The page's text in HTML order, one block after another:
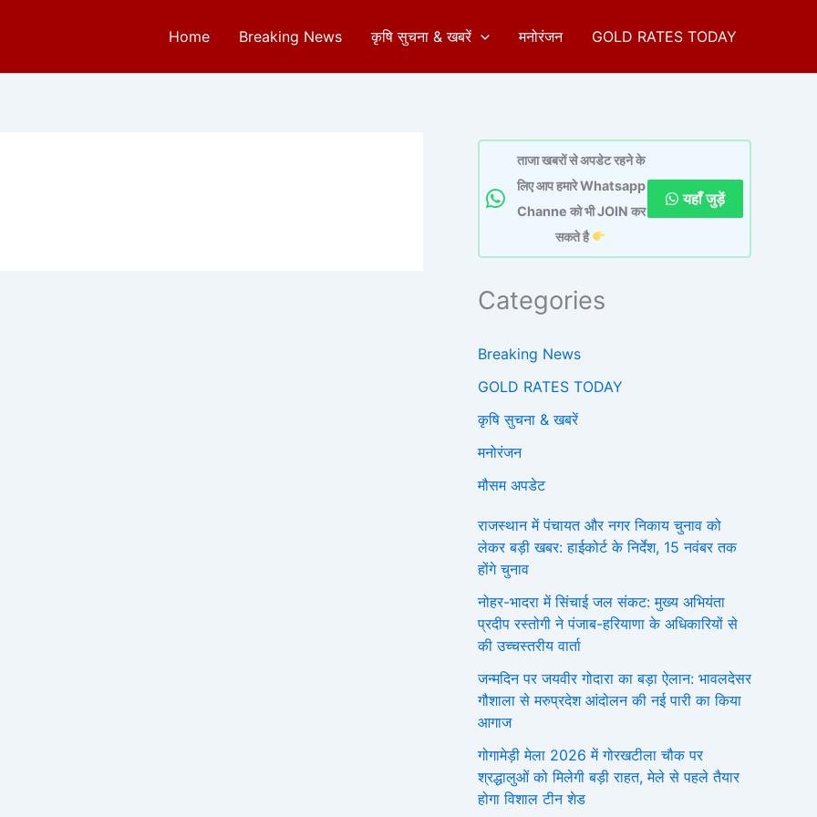
Home Breaking News कृषि सुचना & खबरें मनोरंजन GOLD RATES TODAY
ताजा खबरों से अपडेट रहने के
लिए आप हमारे Whatsapp
Channe को भी JOIN कर
सकते है
यहाँ जुड़ें
Categories
Breaking News
GOLD RATES TODAY
कृषि सुचना & खबरें
मनोरंजन
मौसम अपडेट
राजस्थान में पंचायत और नगर निकाय चुनाव को
लेकर बड़ी खबर: हाईकोर्ट के निर्देश, 15 नवंबर तक
होंगे चुनाव
नोहर-भादरा में सिंचाई जल संकट: मुख्य अभियंता
प्रदीप रस्तोगी ने पंजाब-हरियाणा के अधिकारियों से
की उच्चस्तरीय वार्ता
जन्मदिन पर जयवीर गोदारा का बड़ा ऐलान: भावलदेसर
गौशाला से मरुप्रदेश आंदोलन की नई पारी का किया
आगाज
गोगामेड़ी मेला 2026 में गोरखटीला चौक पर
श्रद्धालुओं को मिलेगी बड़ी राहत, मेले से पहले तैयार
होगा विशाल टीन शेड